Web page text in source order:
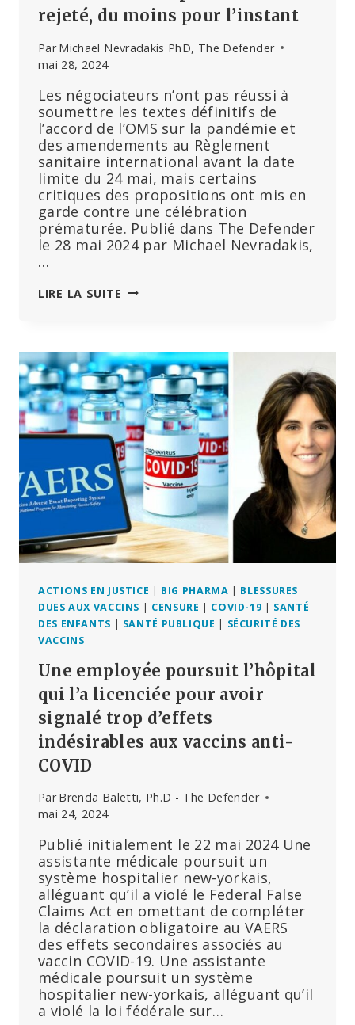
rejeté, du moins pour l’instant
Par Michael Nevradakis PhD, The Defender
mai 28, 2024
Les négociateurs n’ont pas réussi à
soumettre les textes définitifs de
l’accord de l’OMS sur la pandémie et
des amendements au Règlement
sanitaire international avant la date
limite du 24 mai, mais certains
critiques des propositions ont mis en
garde contre une célébration
prématurée. Publié dans The Defender
le 28 mai 2024 par Michael Nevradakis,
…
LIRE LA SUITE « LE
:
LE
TRAITÉ
DE
L’OMS
SUR
LES
PANDÉMIES
EST
REJETÉ,
DU
MOINS
POUR
ACTIONS EN JUSTICE | BIG PHARMA | BLESSURES
DUES AUX VACCINS | CENSURE | COVID-19 | SANTÉ
DES ENFANTS | SANTÉ PUBLIQUE | SÉCURITÉ DES
VACCINS
Une employée poursuit l’hôpital
qui l’a licenciée pour avoir
signalé trop d’effets
indésirables aux vaccins anti-
COVID
Par Brenda Baletti, Ph.D - The Defender
mai 24, 2024
Publié initialement le 22 mai 2024 Une
assistante médicale poursuit un
système hospitalier new-yorkais,
alléguant qu’il a violé le Federal False
Claims Act en omettant de compléter
la déclaration obligatoire au VAERS
des effets secondaires associés au
vaccin COVID-19. Une assistante
médicale poursuit un système
hospitalier new-yorkais, alléguant qu’il
a violé la loi fédérale sur…